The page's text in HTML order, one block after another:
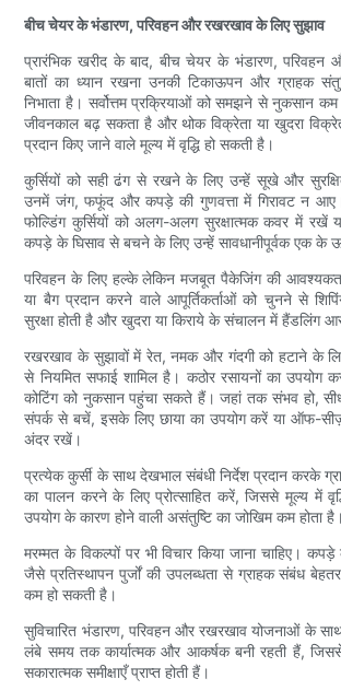
बीच चेयर के भंडारण, परिवहन और रखरखाव के लिए सुझाव
प्रारंभिक खरीद के बाद, बीच चेयर के भंडारण, परिवहन
बातों का ध्यान रखना उनकी टिकाऊपन और ग्राहक
निभाता है। सर्वोत्तम प्रक्रियाओं को समझने से नुकसान
जीवनकाल बढ़ सकता है और थोक विक्रेता या खुदरा
प्रदान किए जाने वाले मूल्य में वृद्धि हो सकती है।
कुर्सियों को सही ढंग से रखने के लिए उन्हें सूखे और
उनमें जंग, फफूंद और कपड़े की गुणवत्ता में गिरावट न
फोल्डिंग कुर्सियों को अलग-अलग सुरक्षात्मक कवर में
कपड़े के घिसाव से बचने के लिए उन्हें सावधानीपूर्वक एक के
परिवहन के लिए हल्के लेकिन मजबूत पैकेजिंग की
या बैग प्रदान करने वाले आपूर्तिकर्ताओं को चुनने से
सुरक्षा होती है और खुदरा या किराये के संचालन में हैंडलिंग
रखरखाव के सुझावों में रेत, नमक और गंदगी को हटाने के
से नियमित सफाई शामिल है। कठोर रसायनों का
कोटिंग को नुकसान पहुंचा सकते हैं। जहां तक ​​संभव हो,
संपर्क से बचें, इसके लिए छाया का उपयोग करें या ऑफ-
अंदर रखें।
प्रत्येक कुर्सी के साथ देखभाल संबंधी निर्देश प्रदान करके
का पालन करने के लिए प्रोत्साहित करें, जिससे मूल्य में
उपयोग के कारण होने वाली असंतुष्टि का जोखिम कम होता है।
मरम्मत के विकल्पों पर भी विचार किया जाना चाहिए।
जैसे प्रतिस्थापन पुर्जों की उपलब्धता से ग्राहक संबंध
कम हो सकती है।
सुविचारित भंडारण, परिवहन और रखरखाव योजनाओं के
लंबे समय तक कार्यात्मक और आकर्षक बनी रहती हैं, जिससे
सकारात्मक समीक्षाएँ प्राप्त होती हैं।